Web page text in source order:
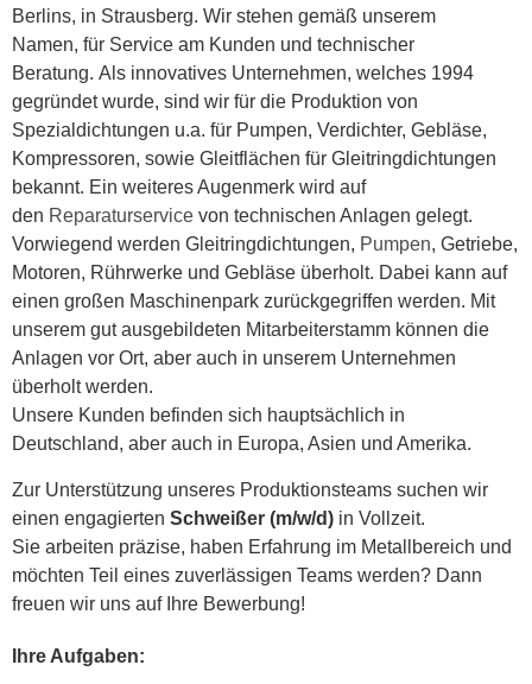
Berlins, in Strausberg. Wir stehen gemäß unserem
Namen, für Service am Kunden und technischer
Beratung. Als innovatives Unternehmen, welches 1994
gegründet wurde, sind wir für die Produktion von
Spezialdichtungen u.a. für Pumpen, Verdichter, Gebläse,
Kompressoren, sowie Gleitflächen für Gleitringdichtungen
bekannt. Ein weiteres Augenmerk wird auf
den Reparaturservice von technischen Anlagen gelegt.
Vorwiegend werden Gleitringdichtungen, Pumpen, Getriebe,
Motoren, Rührwerke und Gebläse überholt. Dabei kann auf
einen großen Maschinenpark zurückgegriffen werden. Mit
unserem gut ausgebildeten Mitarbeiterstamm können die
Anlagen vor Ort, aber auch in unserem Unternehmen
überholt werden.
Unsere Kunden befinden sich hauptsächlich in
Deutschland, aber auch in Europa, Asien und Amerika.
Zur Unterstützung unseres Produktionsteams suchen wir
einen engagierten Schweißer (m/w/d) in Vollzeit.
Sie arbeiten präzise, haben Erfahrung im Metallbereich und
möchten Teil eines zuverlässigen Teams werden? Dann
freuen wir uns auf Ihre Bewerbung!
Ihre Aufgaben: